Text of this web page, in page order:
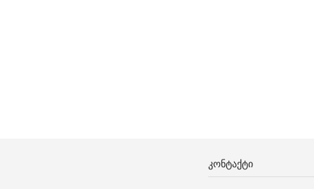
ᲙᲝᲜᲢᲐᲥᲢᲘ